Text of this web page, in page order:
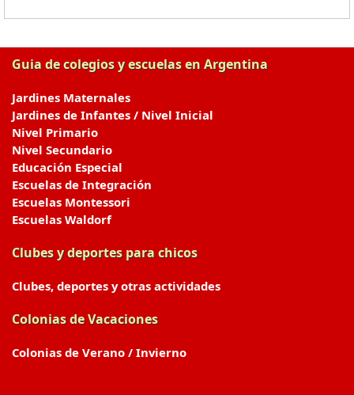
Guia de colegios y escuelas en Argentina
Jardines Maternales
Jardines de Infantes / Nivel Inicial
Nivel Primario
Nivel Secundario
Educación Especial
Escuelas de Integración
Escuelas Montessori
Escuelas Waldorf
Clubes y deportes para chicos
Clubes, deportes y otras actividades
Colonias de Vacaciones
Colonias de Verano / Invierno